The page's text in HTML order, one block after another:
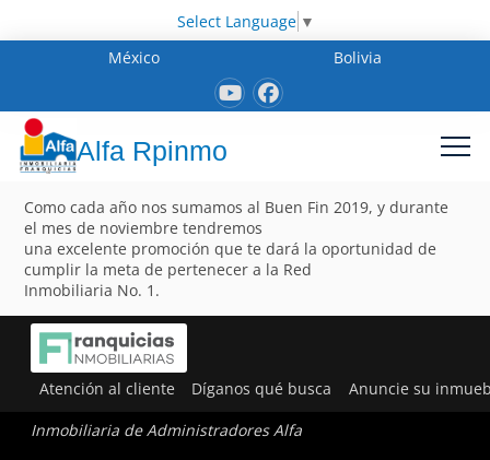
Select Language ▼
México
Bolivia
Alfa Rpinmo
Como cada año nos sumamos al Buen Fin 2019, y durante
el mes de noviembre tendremos
una excelente promoción que te dará la oportunidad de
cumplir la meta de pertenecer a la Red
Inmobiliaria No. 1.
Atención al cliente Díganos qué busca Anuncie su
Inmobiliaria de Administradores Alfa